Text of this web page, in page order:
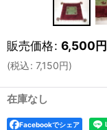
販売価格: 6,500円
(税込: 7,150円)
在庫なし
Facebookでシェア